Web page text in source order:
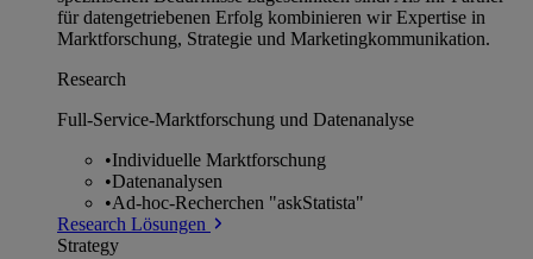
für datengetriebenen Erfolg kombinieren wir Expertise in
Marktforschung, Strategie und Marketingkommunikation.
Research
Full-Service-Marktforschung und Datenanalyse
•Individuelle Marktforschung
•Datenanalysen
•Ad-hoc-Recherchen "askStatista"
Research Lösungen
Strategy